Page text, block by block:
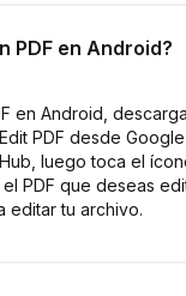
PDF en Android?
en Android,
PDF desde
luego toca el
PDF que deseas
editar tu archivo.